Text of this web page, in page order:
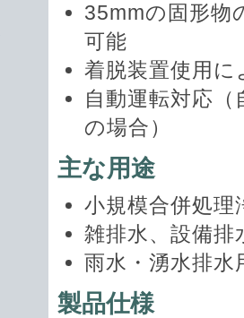
35mmの固形物
可能
着脱装置使用に
自動運転対応
の場合）
主な用途
小規模合併処理
雑排水、設備排
雨水・湧水排水
製品仕様